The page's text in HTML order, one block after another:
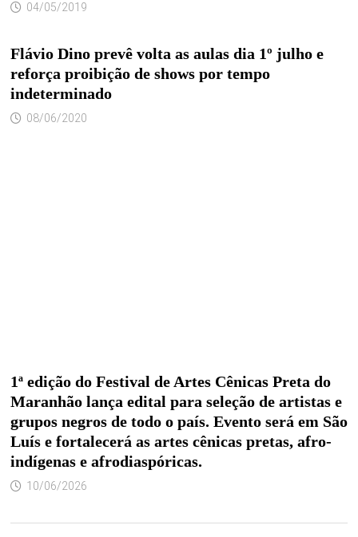
04/05/2019
Flávio Dino prevê volta as aulas dia 1º julho e
reforça proibição de shows por tempo
indeterminado
08/06/2020
1ª edição do Festival de Artes Cênicas Preta do
Maranhão lança edital para seleção de artistas e
grupos negros de todo o país. Evento será em São
Luís e fortalecerá as artes cênicas pretas, afro-
indígenas e afrodiaspóricas.
10/06/2026